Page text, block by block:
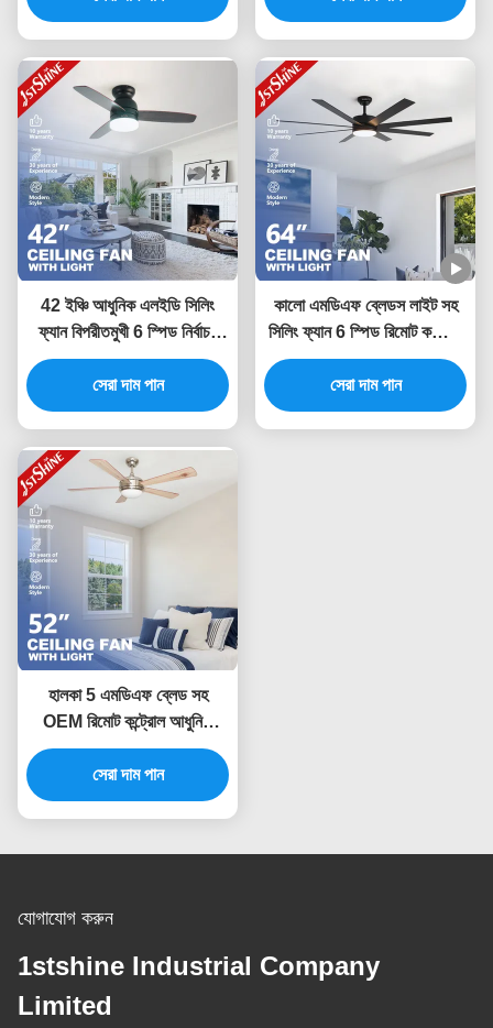
42 ইঞ্চি আধুনিক এলইডি সিলিং
ফ্যান বিপরীতমুখী 6 স্পিড নির্বাচন
এমডিএফ ব্লেড সহ
সেরা দাম পান
কালো এমডিএফ ব্লেডস লাইট সহ
সিলিং ফ্যান 6 স্পিড রিমোট কন্ট্রোল
অ্যাপ কন্ট্রোল
সেরা দাম পান
হালকা 5 এমডিএফ ব্লেড সহ
OEM রিমোট কন্ট্রোল আধুনিক
LED সিলিং ফ্যান
সেরা দাম পান
যোগাযোগ করুন
1stshine Industrial Company
Limited